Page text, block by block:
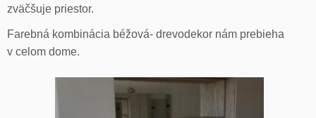
zväčšuje priestor.
Farebná kombinácia béžová- drevodekor nám prebieha
v celom dome.